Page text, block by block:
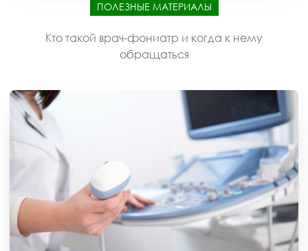
ПОЛЕЗНЫЕ МАТЕРИАЛЫ
Кто такой врач-фониатр и когда к нему
обращаться